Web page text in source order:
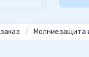
/ Молниезащита